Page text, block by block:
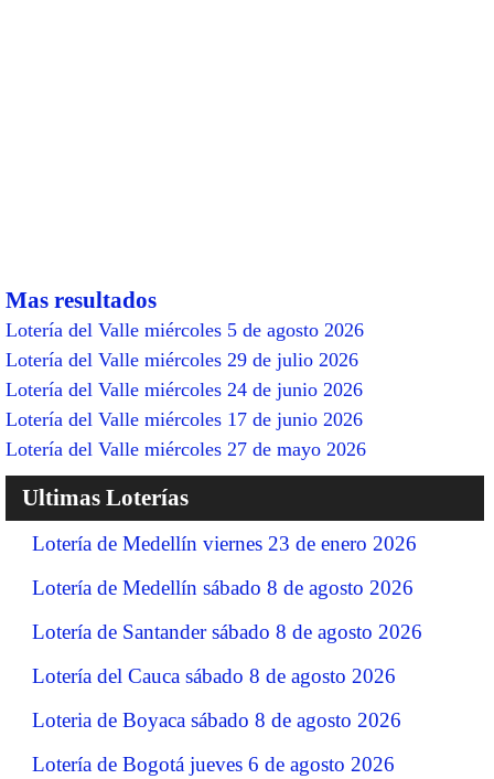
Mas resultados
Lotería del Valle miércoles 5 de agosto 2026
Lotería del Valle miércoles 29 de julio 2026
Lotería del Valle miércoles 24 de junio 2026
Lotería del Valle miércoles 17 de junio 2026
Lotería del Valle miércoles 27 de mayo 2026
Ultimas Loterías
Lotería de Medellín viernes 23 de enero 2026
Lotería de Medellín sábado 8 de agosto 2026
Lotería de Santander sábado 8 de agosto 2026
Lotería del Cauca sábado 8 de agosto 2026
Loteria de Boyaca sábado 8 de agosto 2026
Lotería de Bogotá jueves 6 de agosto 2026